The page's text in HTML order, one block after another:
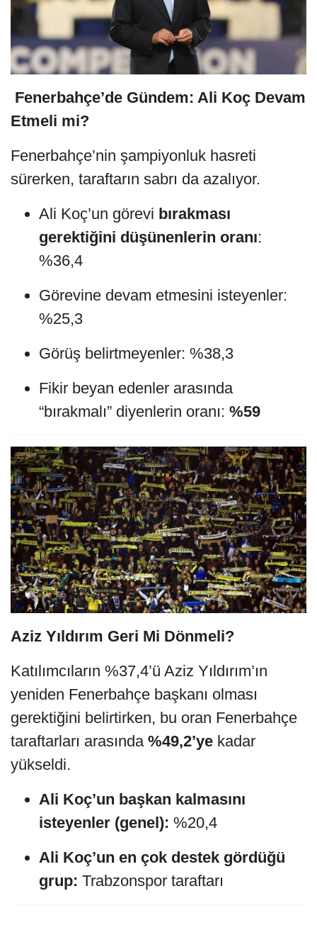
Fenerbahçe’de Gündem: Ali Koç Devam
Etmeli mi?
Fenerbahçe’nin şampiyonluk hasreti
sürerken, taraftarın sabrı da azalıyor.
Ali Koç’un görevi bırakması
gerektiğini düşünenlerin oranı:
%36,4
Görevine devam etmesini isteyenler:
%25,3
Görüş belirtmeyenler: %38,3
Fikir beyan edenler arasında
“bırakmalı” diyenlerin oranı: %59
Aziz Yıldırım Geri Mi Dönmeli?
Katılımcıların %37,4’ü Aziz Yıldırım’ın
yeniden Fenerbahçe başkanı olması
gerektiğini belirtirken, bu oran Fenerbahçe
taraftarları arasında %49,2’ye kadar
yükseldi.
Ali Koç’un başkan kalmasını
isteyenler (genel): %20,4
Ali Koç’un en çok destek gördüğü
grup: Trabzonspor taraftarı